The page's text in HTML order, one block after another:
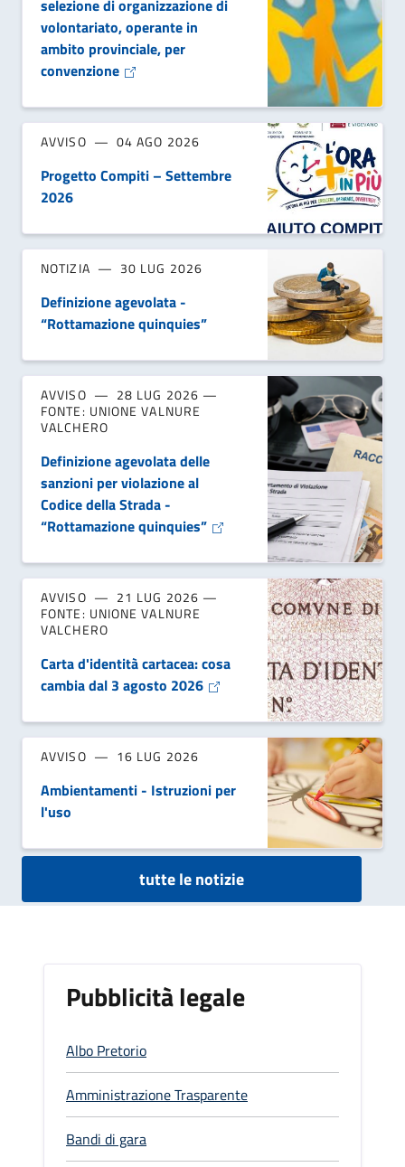
selezione di organizzazione di
volontariato, operante in
ambito provinciale, per
convenzione
AVVISO 04 AGO 2026
Progetto Compiti – Settembre
2026
NOTIZIA 30 LUG 2026
Definizione agevolata -
“Rottamazione quinquies”
AVVISO
28 LUG 2026
FONTE: UNIONE VALNURE
VALCHERO
Definizione agevolata delle
sanzioni per violazione al
Codice della Strada -
“Rottamazione quinquies”
AVVISO
21 LUG 2026
FONTE: UNIONE VALNURE
VALCHERO
Carta d'identità cartacea: cosa
cambia dal 3 agosto 2026
AVVISO 16 LUG 2026
Ambientamenti - Istruzioni per
l'uso
tutte le notizie
Pubblicità legale
Albo Pretorio
Amministrazione Trasparente
Bandi di gara